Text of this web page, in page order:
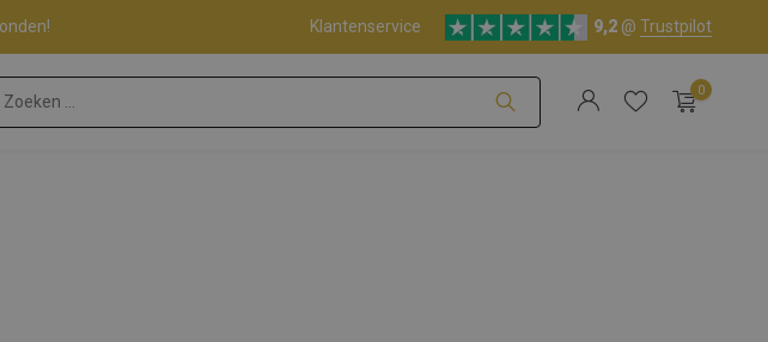
Klantenservice 9,2 @ Trustpilot
0